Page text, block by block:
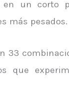
en un corto
más pesados.
33
que